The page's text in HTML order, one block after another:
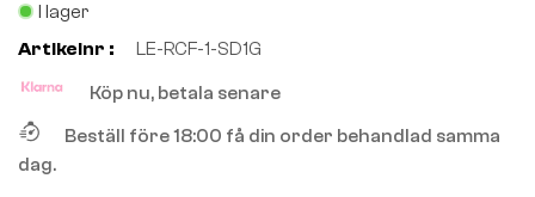
I lager
Artikelnr :
LE-RCF-1-SD1G
Köp nu, betala senare
Beställ före 18:00 få din order behandlad samma
dag.